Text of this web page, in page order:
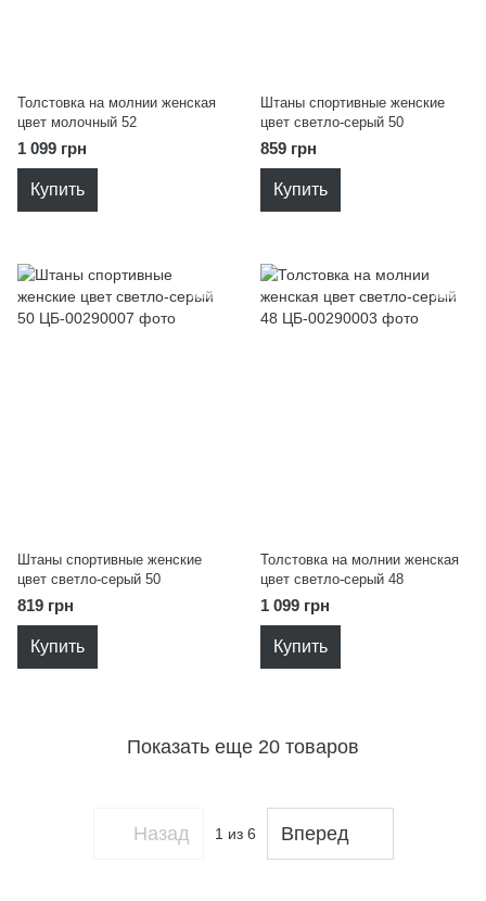
Толстовка на молнии женская
цвет молочный 52
1 099 грн
Купить
Штаны спортивные женские
цвет светло-серый 50
859 грн
Купить
Штаны спортивные женские
цвет светло-серый 50
819 грн
Купить
Толстовка на молнии женская
цвет светло-серый 48
1 099 грн
Купить
Показать еще 20 товаров
Назад 1 из 6 Вперед